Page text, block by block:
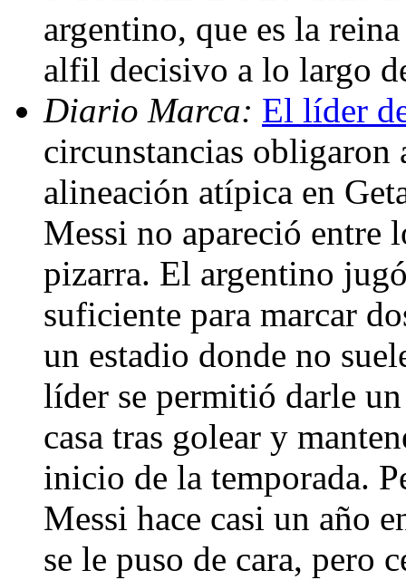
argentino, que es la
alfil decisivo a lo largo
Diario Marca: El líder
circunstancias obligaron
alineación atípica en
Messi no apareció entre
pizarra. El argentino
suficiente para marcar
un estadio donde no
líder se permitió darle
casa tras golear y
inicio de la temporada.
Messi hace casi un año
se le puso de cara, pero